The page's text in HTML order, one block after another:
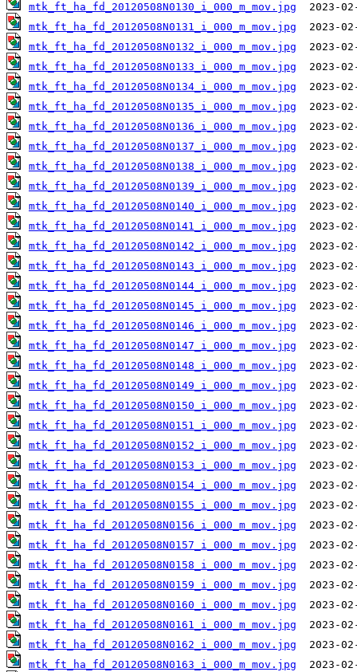
mtk_ft_ha_fd_20120508N0130_i_000_m_mov.jpg
mtk_ft_ha_fd_20120508N0131_i_000_m_mov.jpg
mtk_ft_ha_fd_20120508N0132_i_000_m_mov.jpg
mtk_ft_ha_fd_20120508N0133_i_000_m_mov.jpg
mtk_ft_ha_fd_20120508N0134_i_000_m_mov.jpg
mtk_ft_ha_fd_20120508N0135_i_000_m_mov.jpg
mtk_ft_ha_fd_20120508N0136_i_000_m_mov.jpg
mtk_ft_ha_fd_20120508N0137_i_000_m_mov.jpg
mtk_ft_ha_fd_20120508N0138_i_000_m_mov.jpg
mtk_ft_ha_fd_20120508N0139_i_000_m_mov.jpg
mtk_ft_ha_fd_20120508N0140_i_000_m_mov.jpg
mtk_ft_ha_fd_20120508N0141_i_000_m_mov.jpg
mtk_ft_ha_fd_20120508N0142_i_000_m_mov.jpg
mtk_ft_ha_fd_20120508N0143_i_000_m_mov.jpg
mtk_ft_ha_fd_20120508N0144_i_000_m_mov.jpg
mtk_ft_ha_fd_20120508N0145_i_000_m_mov.jpg
mtk_ft_ha_fd_20120508N0146_i_000_m_mov.jpg
mtk_ft_ha_fd_20120508N0147_i_000_m_mov.jpg
mtk_ft_ha_fd_20120508N0148_i_000_m_mov.jpg
mtk_ft_ha_fd_20120508N0149_i_000_m_mov.jpg
mtk_ft_ha_fd_20120508N0150_i_000_m_mov.jpg
mtk_ft_ha_fd_20120508N0151_i_000_m_mov.jpg
mtk_ft_ha_fd_20120508N0152_i_000_m_mov.jpg
mtk_ft_ha_fd_20120508N0153_i_000_m_mov.jpg
mtk_ft_ha_fd_20120508N0154_i_000_m_mov.jpg
mtk_ft_ha_fd_20120508N0155_i_000_m_mov.jpg
mtk_ft_ha_fd_20120508N0156_i_000_m_mov.jpg
mtk_ft_ha_fd_20120508N0157_i_000_m_mov.jpg
mtk_ft_ha_fd_20120508N0158_i_000_m_mov.jpg
mtk_ft_ha_fd_20120508N0159_i_000_m_mov.jpg
mtk_ft_ha_fd_20120508N0160_i_000_m_mov.jpg
mtk_ft_ha_fd_20120508N0161_i_000_m_mov.jpg
mtk_ft_ha_fd_20120508N0162_i_000_m_mov.jpg
mtk_ft_ha_fd_20120508N0163_i_000_m_mov.jpg